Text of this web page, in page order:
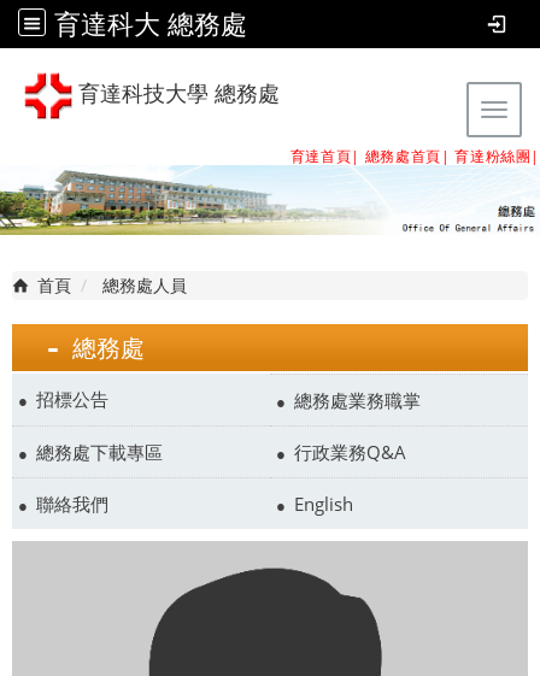
育達科大 總務處
育達科技大學 總務處
育達首頁| 總務處首頁| 育達粉絲團|
首頁 總務處人員
總務處
招標公告 總務處業務職掌
總務處下載專區 行政業務Q&A
聯絡我們 English